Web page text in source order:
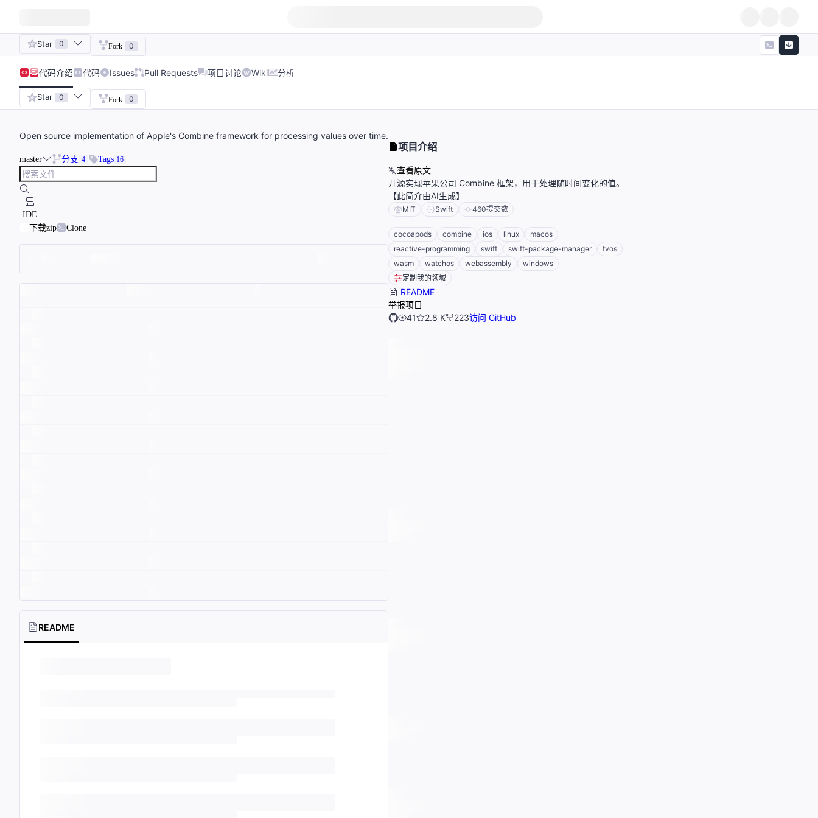
Star 0 Fork 0
代码介绍 代码 Issues Pull Requests 项目讨论 Wiki 分析
Star 0 Fork 0
Open source implementation of Apple's Combine framework for processing values over time.
master 分支 4 Tags 16
IDE
下载zip
Clone
README
项目介绍
查看原文
开源实现苹果公司 Combine 框架，用于处理随时间变化的值。
【此简介由AI生成】
MIT Swift 460提交数
cocoapods combine ios linux
macos
reactive-programming
swift swift-package-manager
tvos
wasm
watchos webassembly
windows
定制我的领域
README
举报项目
41
2.8 K 223访问 GitHub